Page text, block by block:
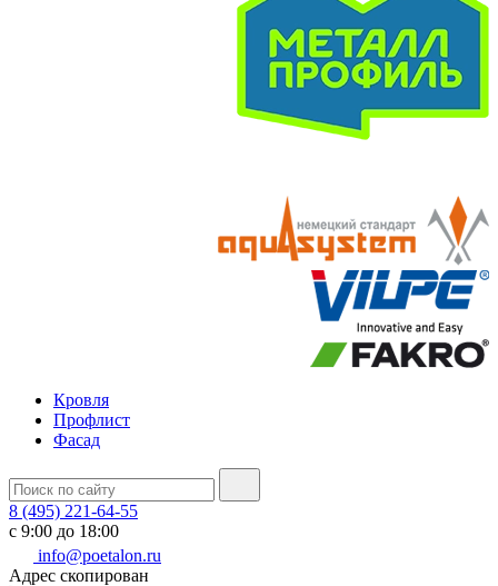
Кровля
Профлист
Фасад
8 (495) 221-64-55
с 9:00 до 18:00
info@poetalon.ru
Адрес скопирован